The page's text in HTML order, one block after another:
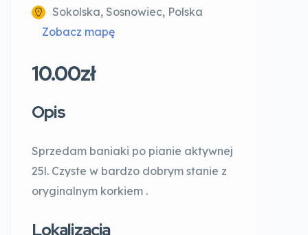
Sokolska, Sosnowiec, Polska
Zobacz mapę
10.00zł
Opis
Sprzedam baniaki po pianie aktywnej
25l. Czyste w bardzo dobrym stanie z
oryginalnym korkiem .
Lokalizacja